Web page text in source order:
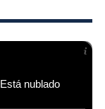
Está nublado